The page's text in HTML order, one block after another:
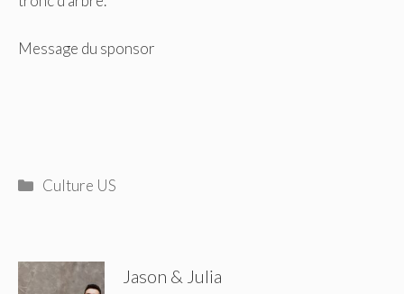
Message du sponsor
Catégories
Culture US
Jason & Julia